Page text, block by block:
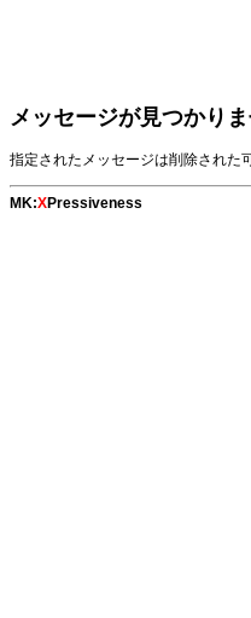
メッセージが見つかり
指定されたメッセージは削除された
MK:XPressiveness